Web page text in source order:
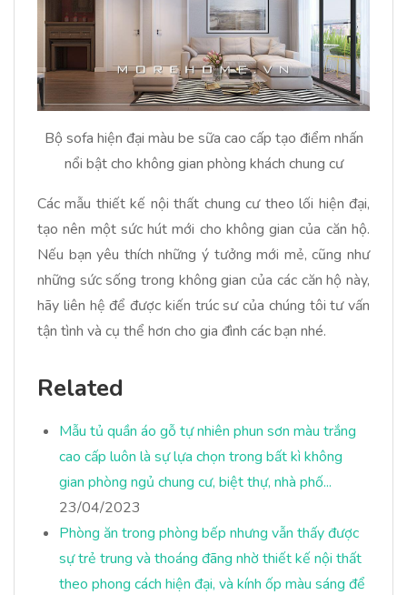
Bộ sofa hiện đại màu be sữa cao cấp tạo điểm nhấn
nổi bật cho không gian phòng khách chung cư
Các mẫu thiết kế nội thất chung cư theo lối hiện đại,
tạo nên một sức hút mới cho không gian của căn hộ.
Nếu bạn yêu thích những ý tưởng mới mẻ, cũng như
những sức sống trong không gian của các căn hộ này,
hãy liên hệ để được kiến trúc sư của chúng tôi tư vấn
tận tình và cụ thể hơn cho gia đình các bạn nhé.
Related
Mẫu tủ quần áo gỗ tự nhiên phun sơn màu trắng
cao cấp luôn là sự lựa chọn trong bất kì không
gian phòng ngủ chung cư, biệt thự, nhà phố...
23/04/2023
Phòng ăn trong phòng bếp nhưng vẫn thấy được
sự trẻ trung và thoáng đãng nhờ thiết kế nội thất
theo phong cách hiện đại, và kính ốp màu sáng để